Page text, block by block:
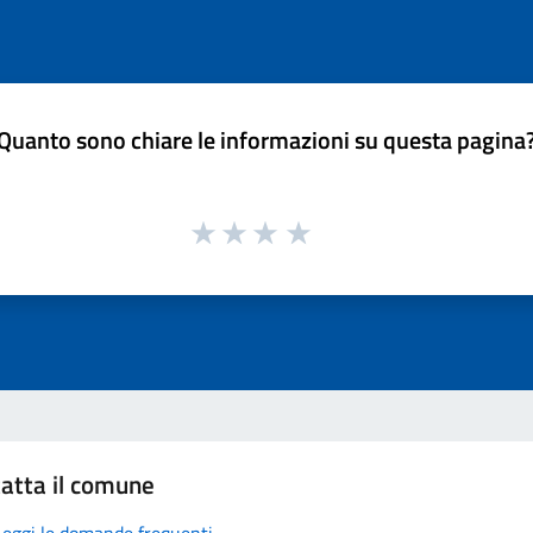
sono chiare le informazioni su questa
il comune